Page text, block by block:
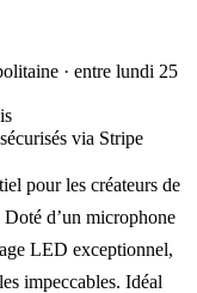
· entre lundi 25
via Stripe
pour les créateurs de
d’un microphone
LED exceptionnel,
impeccables. Idéal